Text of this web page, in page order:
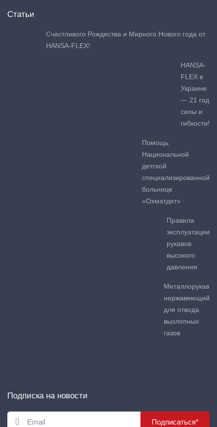
Статьи
Счастливого Рождества и Мирного Нового года от
HANSA-FLEX!
HANSA-
FLEX в
Украине
— 21 год
силы и
гибкости!
Помощь
Национальной
детской
специализированной
больнице
«Охматдет»
Правила
эксплуатации
рукавов
высокого
давления
Металлорукав
нержавеющий
для отвода
выхлопных
газов
Подписка на новости
Подписаться*